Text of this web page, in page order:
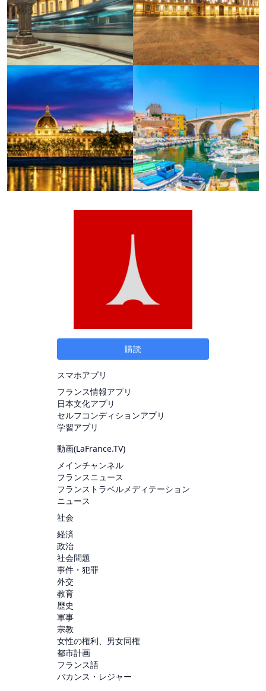
購読
スマホアプリ
フランス情報アプリ
日本文化アプリ
セルフコンディションアプリ
学習アプリ
動画(LaFrance.TV)
メインチャンネル
フランスニュース
フランストラベルメディテーション
ニュース
社会
経済
政治
社会問題
事件・犯罪
外交
教育
歴史
軍事
宗教
女性の権利、男女同権
都市計画
フランス語
バカンス・レジャー